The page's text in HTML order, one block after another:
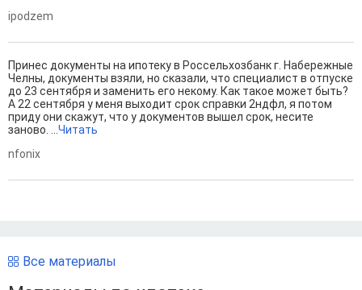
ipodzem
Принес документы на ипотеку в Россельхозбанк г. Набережные
Челны, документы взяли, но сказали, что специалист в отпуске
до 23 сентября и заменить его некому. Как такое может быть?
А 22 сентября у меня выходит срок справки 2ндфл, я потом
приду они скажут, что у документов вышел срок, несите
заново. ...Читать
nfonix
Все материалы